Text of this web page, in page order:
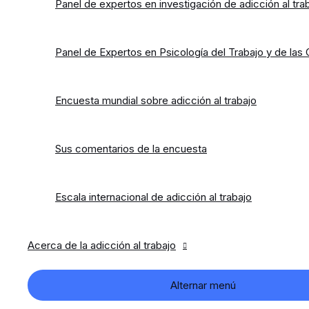
Panel de expertos en investigación de adicción al
Panel de Expertos en Psicología del Trabajo y de las
Encuesta mundial sobre adicción al trabajo
Sus comentarios de la encuesta
Escala internacional de adicción al trabajo
Acerca de la adicción al trabajo
Alternar menú